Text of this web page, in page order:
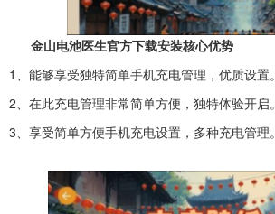
金山电池医生官方下载安装核心优势
1、能够享受独特简单手机充电管理，优质设置。
2、在此充电管理非常简单方便，独特体验开启。
3、享受简单方便手机充电设置，多种充电管理。